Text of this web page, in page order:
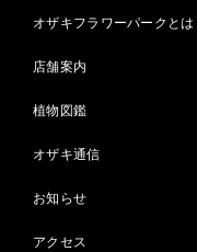
オザキフラワーパークとは
店舗案内
植物図鑑
オザキ通信
お知らせ
アクセス